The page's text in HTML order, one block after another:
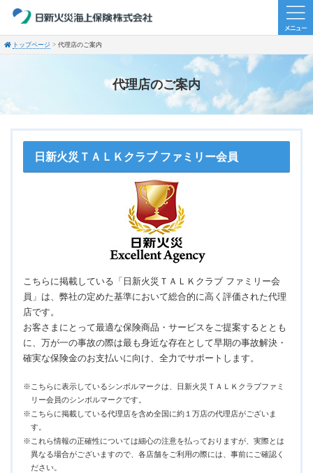
トップページ 代理店のご案内
代理店のご案内
日新火災ＴＡＬＫクラブ ファミリー会員
こちらに掲載している「日新火災ＴＡＬＫクラブ ファミリー会
員」は、弊社の定めた基準において総合的に高く評価された代理
店です。
お客さまにとって最適な保険商品・サービスをご提案するととも
に、万が一の事故の際は最も身近な存在として早期の事故解決・
確実な保険金のお支払いに向け、全力でサポートします。
※こちらに表示しているシンボルマークは、日新火災ＴＡＬＫクラブファミ
リー会員のシンボルマークです。
※こちらに掲載している代理店を含め全国に約１万店の代理店がございま
す。
※これら情報の正確性については細心の注意を払っておりますが、実際とは
異なる場合がございますので、各店舗をご利用の際には、事前にご確認く
ださい。